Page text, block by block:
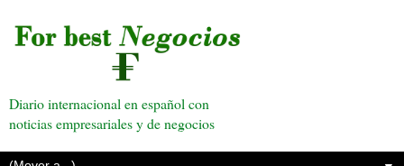
Diario internacional en español con
noticias empresariales y de negocios